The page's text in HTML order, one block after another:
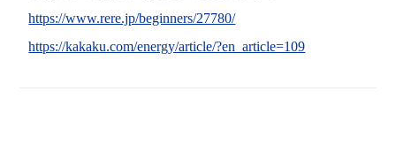
https://www.rere.jp/beginners/27780/
https://kakaku.com/energy/article/?en_article=109